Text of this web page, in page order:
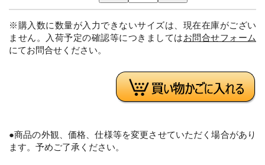
※購入数に数量が入力できないサイズは、現在在庫がござい
ません。入荷予定の確認等につきましてはお問合せフォーム
にてお問合せください。
●商品の外観、価格、仕様等を変更させていただく場合があり
ます。予めご了承ください。